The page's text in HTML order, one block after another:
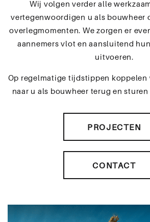
Wij volgen verder alle
vertegenwoordigen u als bouwheer
overlegmomenten. We zorgen er
aannemers vlot en aansluitend
uitvoeren.
Op regelmatige tijdstippen koppelen
naar u als bouwheer terug en
PROJECTEN
CONTACT